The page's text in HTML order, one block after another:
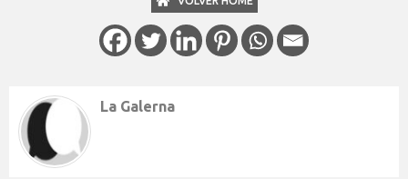
La Galerna